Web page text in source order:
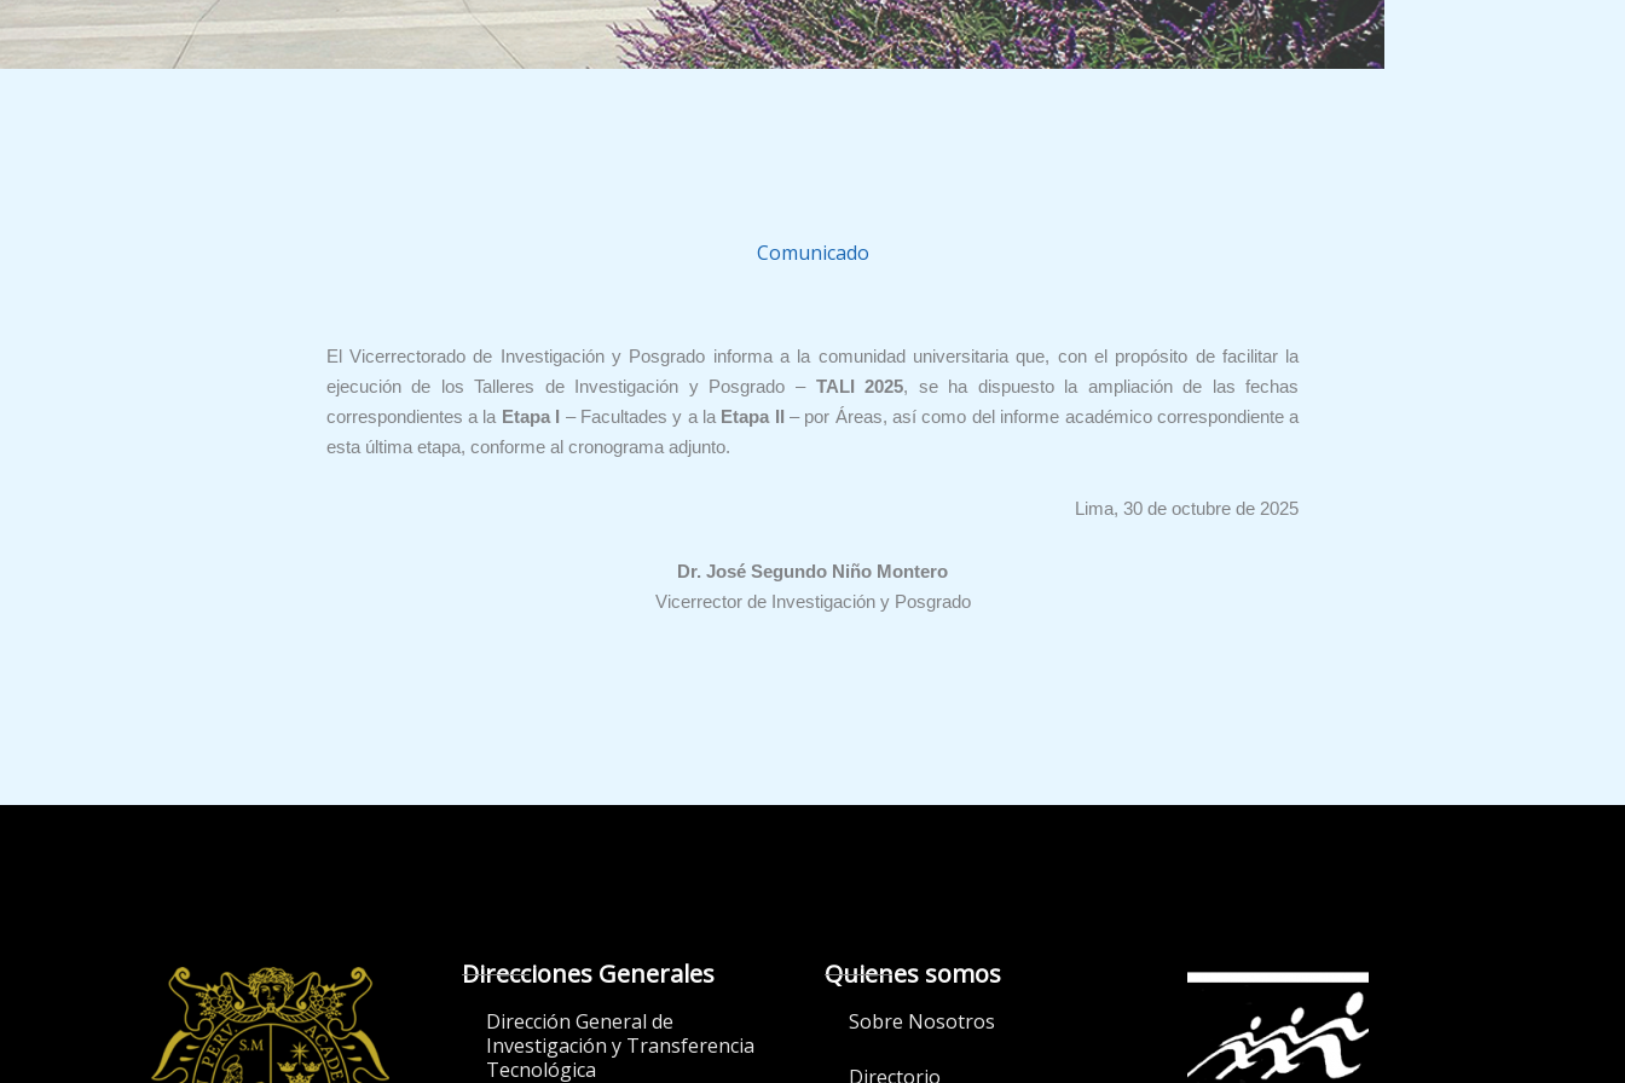
Comunicado
El Vicerrectorado de Investigación y Posgrado informa a la comunidad universitaria que, con el propósito de facilitar la
ejecución de los Talleres de Investigación y Posgrado – TALI 2025, se ha dispuesto la ampliación de las fechas
correspondientes a la Etapa I – Facultades y a la Etapa II – por Áreas, así como del informe académico correspondiente a
esta última etapa, conforme al cronograma adjunto.
Lima, 30 de octubre de 2025
Dr. José Segundo Niño Montero
Vicerrector de Investigación y Posgrado
Direcciones Generales
Dirección General de
Investigación y Transferencia
Tecnológica
Quienes somos
Sobre Nosotros
Directorio